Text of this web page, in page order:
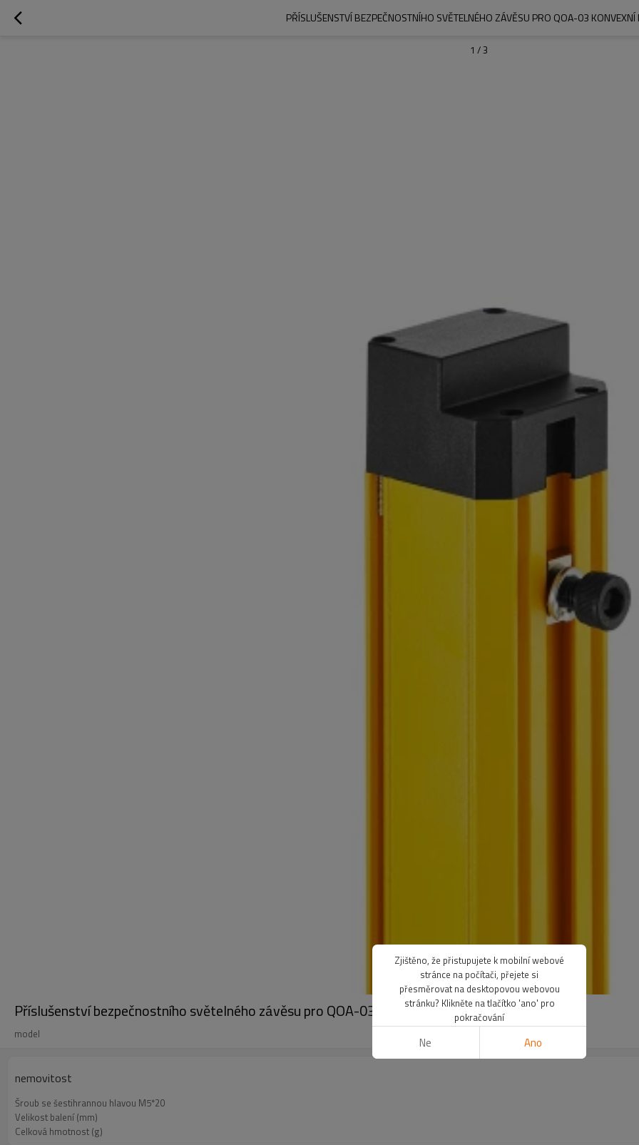
PŘÍSLUŠENSTVÍ BEZPEČNOSTNÍHO SVĚTELNÉHO ZÁVĚSU PRO QOA-03 KONVEXNÍ
1 /3
Příslušenství bezpečnostního světelného závěsu pro QOA-03 Konvexní drážka
model
nemovitost
Šroub se šestihrannou hlavou M5*20
Velikost balení (mm)
Celková hmotnost (g)
Zjištěno, že přistupujete k mobilní webové
stránce na počítači, přejete si
přesměrovat na desktopovou webovou
stránku? Klikněte na tlačítko 'ano' pro
pokračování
Ne Ano